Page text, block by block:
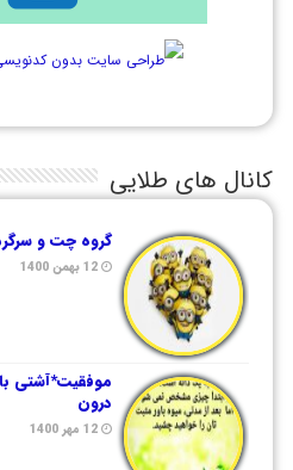
کانال های طلایی
گروه چت و
12 بهمن 1400
موفقیت*آشتی
درون
12 مهر 1400